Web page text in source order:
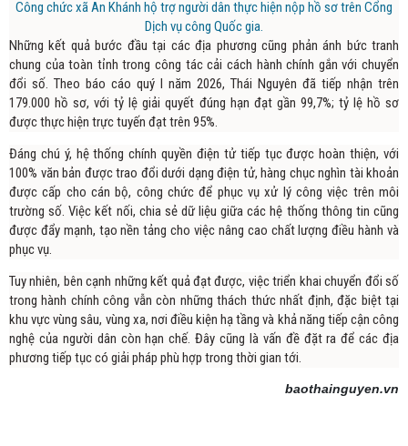
Công chức xã An Khánh hộ trợ người dân thực hiện nộp hồ sơ trên Cổng
Dịch vụ công Quốc gia.
Những kết quả bước đầu tại các địa phương cũng phản ánh bức tranh
chung của toàn tỉnh trong công tác cải cách hành chính gắn với chuyển
đổi số. Theo báo cáo quý I năm 2026, Thái Nguyên đã tiếp nhận trên
179.000 hồ sơ, với tỷ lệ giải quyết đúng hạn đạt gần 99,7%; tỷ lệ hồ sơ
được thực hiện trực tuyến đạt trên 95%.
Đáng chú ý, hệ thống chính quyền điện tử tiếp tục được hoàn thiện, với
100% văn bản được trao đổi dưới dạng điện tử, hàng chục nghìn tài khoản
được cấp cho cán bộ, công chức để phục vụ xử lý công việc trên môi
trường số. Việc kết nối, chia sẻ dữ liệu giữa các hệ thống thông tin cũng
được đẩy mạnh, tạo nền tảng cho việc nâng cao chất lượng điều hành và
phục vụ.
Tuy nhiên, bên cạnh những kết quả đạt được, việc triển khai chuyển đổi số
trong hành chính công vẫn còn những thách thức nhất định, đặc biệt tại
khu vực vùng sâu, vùng xa, nơi điều kiện hạ tầng và khả năng tiếp cận công
nghệ của người dân còn hạn chế. Đây cũng là vấn đề đặt ra để các địa
phương tiếp tục có giải pháp phù hợp trong thời gian tới.
baothainguyen.vn